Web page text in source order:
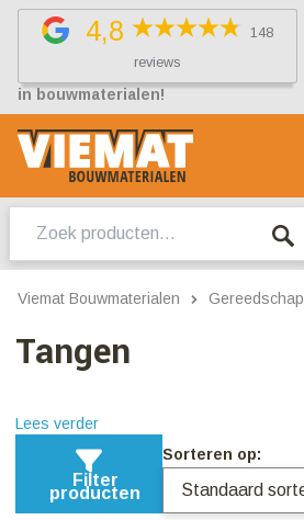
4,8
148
reviews
in bouwmaterialen!
naar:
Viemat Bouwmaterialen Gereedschap
Tangen
Lees verder
Filter
producten
Sorteren op: